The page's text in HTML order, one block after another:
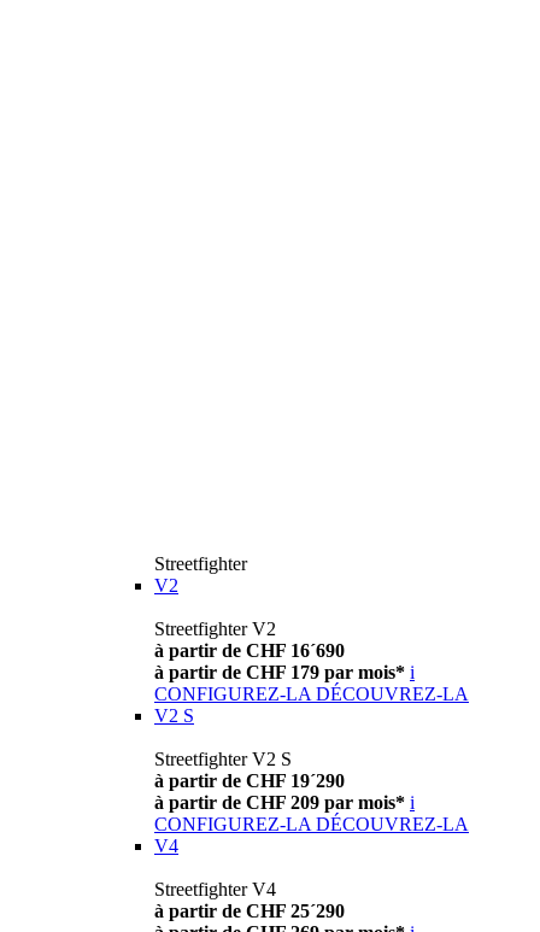
Streetfighter
V2
Streetfighter V2
à partir de CHF 16´690
à partir de CHF 179 par mois* i
CONFIGUREZ-LA DÉCOUVREZ-LA
V2 S
Streetfighter V2 S
à partir de CHF 19´290
à partir de CHF 209 par mois* i
CONFIGUREZ-LA DÉCOUVREZ-LA
V4
Streetfighter V4
à partir de CHF 25´290